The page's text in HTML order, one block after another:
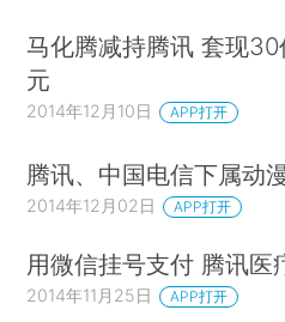
马化腾减持腾讯 套现30
元
2014年12月10日 APP打开
腾讯、中国电信下属动
2014年12月02日 APP打开
用微信挂号支付 腾讯医
2014年11月25日 APP打开